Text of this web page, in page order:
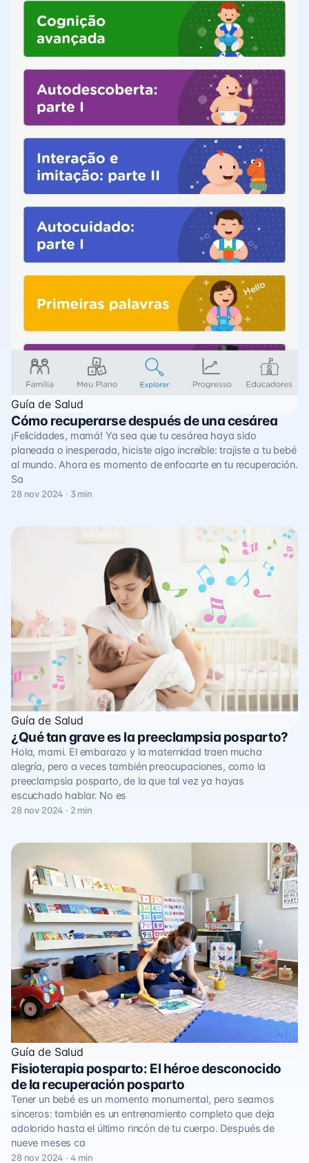
Guía de Salud
Cómo recuperarse después de una cesárea
¡Felicidades, mamá! Ya sea que tu cesárea haya sido
planeada o inesperada, hiciste algo increíble: trajiste a tu bebé
al mundo. Ahora es momento de enfocarte en tu recuperación.
Sa
28 nov 2024 · 3 min
Guía de Salud
¿Qué tan grave es la preeclampsia posparto?
Hola, mami. El embarazo y la maternidad traen mucha
alegría, pero a veces también preocupaciones, como la
preeclampsia posparto, de la que tal vez ya hayas
escuchado hablar. No es
28 nov 2024 · 2 min
Guía de Salud
Fisioterapia posparto: El héroe desconocido
de la recuperación posparto
Tener un bebé es un momento monumental, pero seamos
sinceros: también es un entrenamiento completo que deja
adolorido hasta el último rincón de tu cuerpo. Después de
nueve meses ca
28 nov 2024 · 4 min